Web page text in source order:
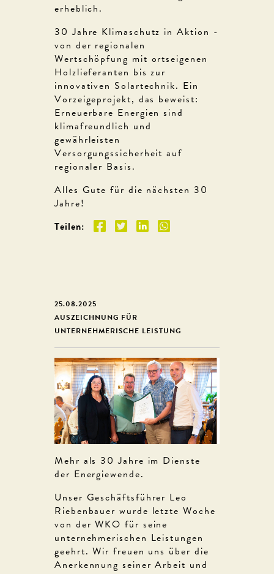
erheblich.
30 Jahre Klimaschutz in Aktion -
von der regionalen
Wertschöpfung mit ortseigenen
Holzlieferanten bis zur
innovativen Solartechnik. Ein
Vorzeigeprojekt, das beweist:
Erneuerbare Energien sind
klimafreundlich und
gewährleisten
Versorgungssicherheit auf
regionaler Basis.
Alles Gute für die nächsten 30
Jahre!
Teilen:
25.08.2025
AUSZEICHNUNG FÜR
UNTERNEHMERISCHE LEISTUNG
Mehr als 30 Jahre im Dienste
der Energiewende.
Unser Geschäftsführer Leo
Riebenbauer wurde letzte Woche
von der WKO für seine
unternehmerischen Leistungen
geehrt. Wir freuen uns über die
Anerkennung seiner Arbeit und